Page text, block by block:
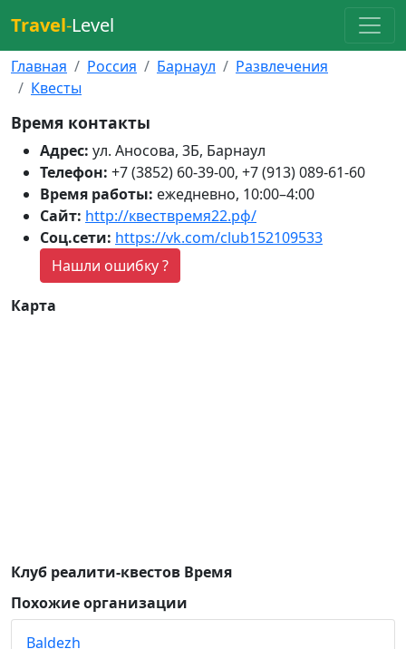
Travel-Level
Главная Россия Барнаул
Развлечения
Квесты
Время контакты
Адрес: ул. Аносова, 3Б, Барнаул
Телефон: +7 (3852) 60-39-00, +7 (913) 089-61-60
Время работы: ежедневно, 10:00–4:00
Сайт: http://квествремя22.рф/
Соц.сети: https://vk.com/club152109533
Нашли ошибку ?
Карта
Клуб реалити-квестов Время
Похожие организации
Baldezh